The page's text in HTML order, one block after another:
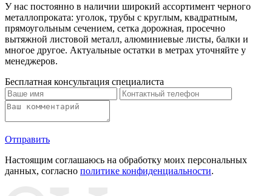
У нас постоянно в наличии широкий ассортимент черного
металлопроката: уголок, трубы с круглым, квадратным,
прямоугольным сечением, сетка дорожная, просечно
вытяжной листовой металл, алюминиевые листы, балки и
многое другое. Актуальные остатки в метрах уточняйте у
менеджеров.
Бесплатная консультация специалиста
Отправить
Настоящим соглашаюсь на обработку моих персональных
данных, согласно политике конфиденциальности.